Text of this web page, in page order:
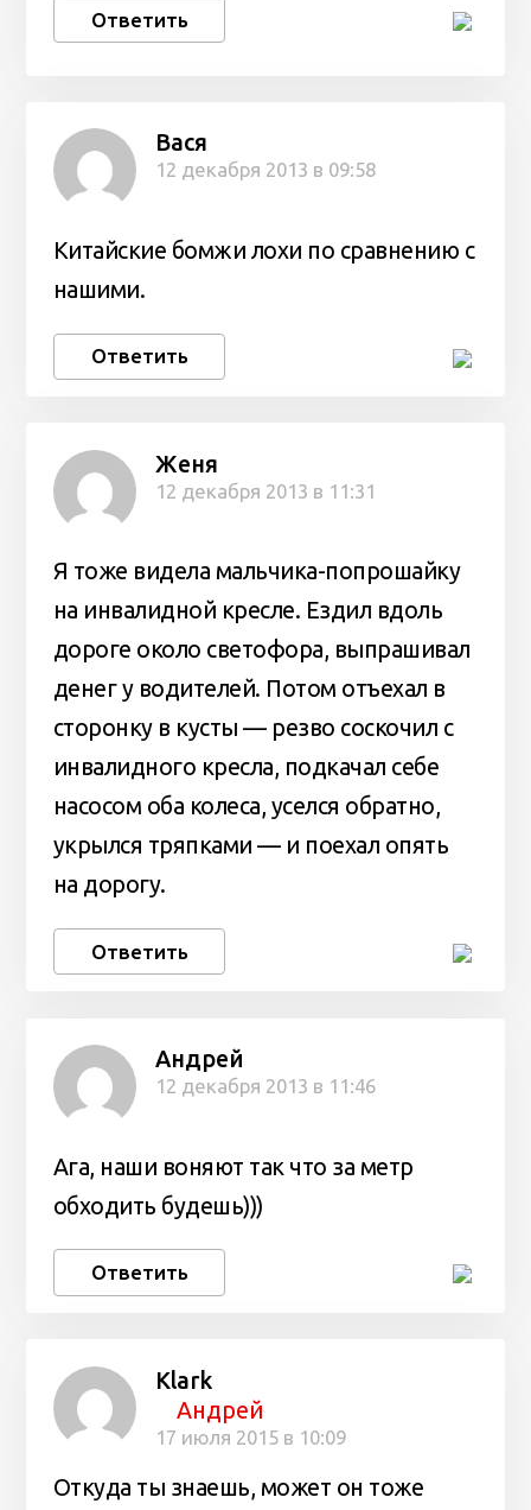
Ответить
Вася
12 декабря 2013 в 09:58
Китайские бомжи лохи по сравнению с
нашими.
Ответить
Женя
12 декабря 2013 в 11:31
Я тоже видела мальчика-попрошайку
на инвалидной кресле. Ездил вдоль
дороге около светофора, выпрашивал
денег у водителей. Потом отъехал в
сторонку в кусты — резво соскочил с
инвалидного кресла, подкачал себе
насосом оба колеса, уселся обратно,
укрылся тряпками — и поехал опять
на дорогу.
Ответить
Андрей
12 декабря 2013 в 11:46
Ага, наши воняют так что за метр
обходить будешь)))
Ответить
Klark
Андрей
17 июля 2015 в 10:09
Откуда ты знаешь, может он тоже